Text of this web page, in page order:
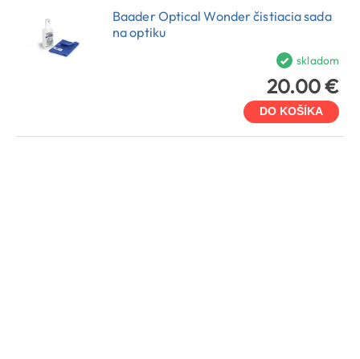
Baader Optical Wonder čistiacia sada
na optiku
skladom
20.00 €
DO KOŠÍKA